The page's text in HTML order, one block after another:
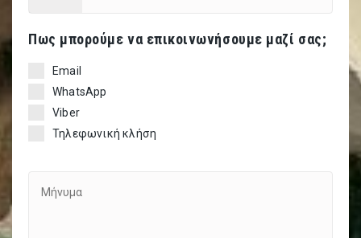
Πως μπορούμε να επικοινωνήσουμε μαζί σας;
Email
WhatsApp
Viber
Τηλεφωνική κλήση